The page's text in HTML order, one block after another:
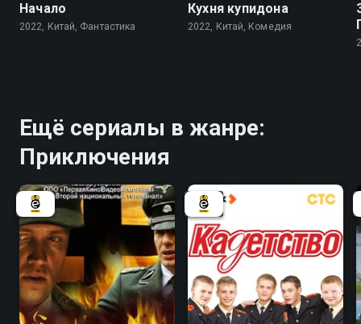
Начало
2022, Китай, Фантастика
Кухня купидона
2022, Китай, Комедия
Ещё сериалы в жанре:
Приключения